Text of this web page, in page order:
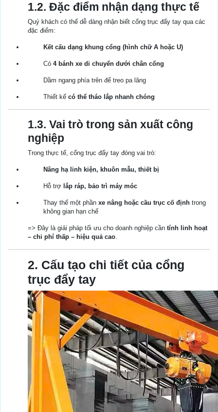
1.2. Đặc điểm nhận dạng thực tế
Quý khách có thể dễ dàng nhận biết cổng trục đẩy tay qua các
đặc điểm:
Kết cấu dạng khung cổng (hình chữ A hoặc U)
Có 4 bánh xe di chuyển dưới chân cổng
Dầm ngang phía trên để treo pa lăng
Thiết kế có thể tháo lắp nhanh chóng
1.3. Vai trò trong sản xuất công
nghiệp
Trong thực tế, cổng trục đẩy tay đóng vai trò:
Nâng hạ linh kiện, khuôn mẫu, thiết bị
Hỗ trợ lắp ráp, bảo trì máy móc
Thay thế một phần xe nâng hoặc cầu trục cố định trong
không gian hạn chế
=> Đây là giải pháp tối ưu cho doanh nghiệp cần tính linh hoạt
– chi phí thấp – hiệu quả cao.
2. Cấu tạo chi tiết của cổng
trục đẩy tay